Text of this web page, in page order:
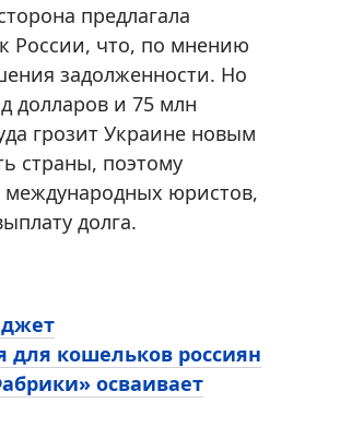
предлагала
России, что, по мнению
задолженности. Но
долларов и 75 млн
грозит Украине новым
страны, поэтому
юристов,
долга.
для кошельков россиян
осваивает